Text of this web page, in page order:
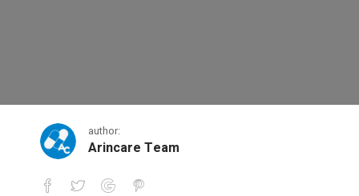
คนไข้-1author:
Arincare Team